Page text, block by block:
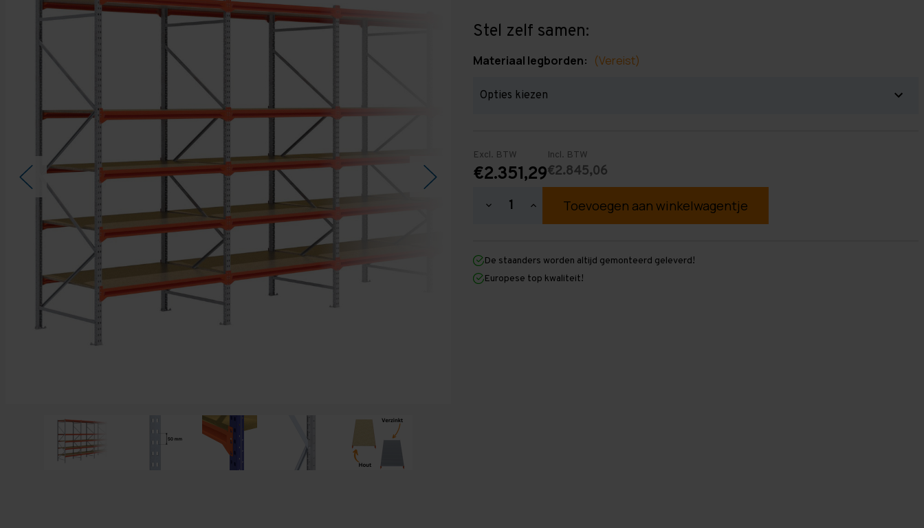
Stel zelf samen:
Materiaal legborden: (Vereist)
Excl. BTW
€2.351,29
Incl. BTW
€2.845,06
Hoeveelheid
3.000
mm
x
14.100
Hoeveelheid
verhogen
3.000
mm
x
14.100
De staanders worden altijd gemonteerd geleverd!
Europese top kwaliteit!